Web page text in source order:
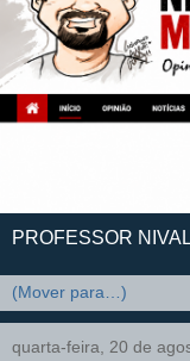
PROFESSOR
quarta-feira, 20 de